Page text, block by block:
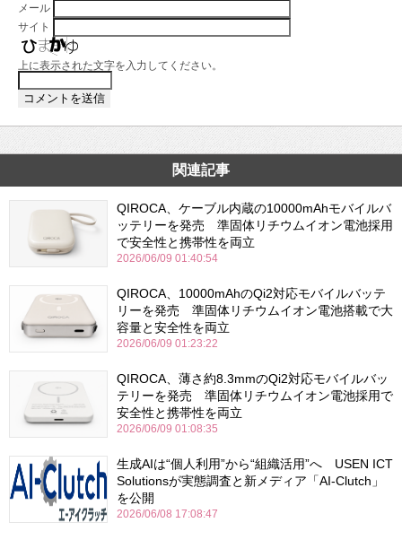
メール
サイト
上に表示された文字を入力してください。
関連記事
QIROCA、ケーブル内蔵の10000mAhモバイルバ
ッテリーを発売 準固体リチウムイオン電池採用
で安全性と携帯性を両立
2026/06/09 01:40:54
QIROCA、10000mAhのQi2対応モバイルバッテ
リーを発売 準固体リチウムイオン電池搭載で大
容量と安全性を両立
2026/06/09 01:23:22
QIROCA、薄さ約8.3mmのQi2対応モバイルバッ
テリーを発売 準固体リチウムイオン電池採用で
安全性と携帯性を両立
2026/06/09 01:08:35
生成AIは“個人利用”から“組織活用”へ USEN ICT
Solutionsが実態調査と新メディア「AI-Clutch」
を公開
2026/06/08 17:08:47